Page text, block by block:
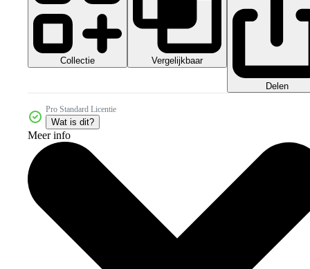
Collectie Vergelijkbaar
Delen
Pro Standard Licentie
Wat is dit?
Meer info